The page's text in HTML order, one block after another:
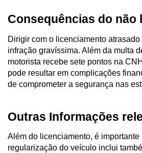
Consequências do não
Dirigir com o licenciamento
infração gravíssima. Além da multa
motorista recebe sete pontos na
pode resultar em complicações
de comprometer a segurança nas
Outras Informações
Além do licenciamento, é importante
regularização do veículo inclui